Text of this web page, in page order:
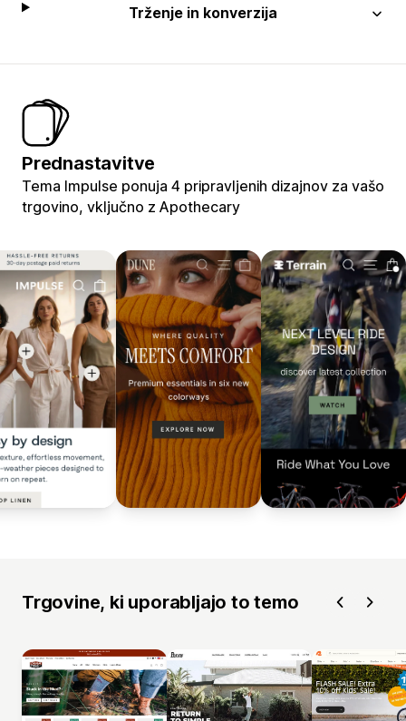
Trženje in konverzija
Prednastavitve
Tema Impulse ponuja 4 pripravljenih dizajnov za vašo
trgovino, vključno z Apothecary
Trgovine, ki uporabljajo to temo